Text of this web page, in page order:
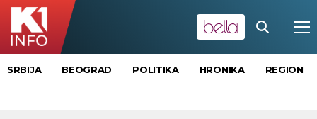
SRBIJA BEOGRAD POLITIKA HRONIKA REGION